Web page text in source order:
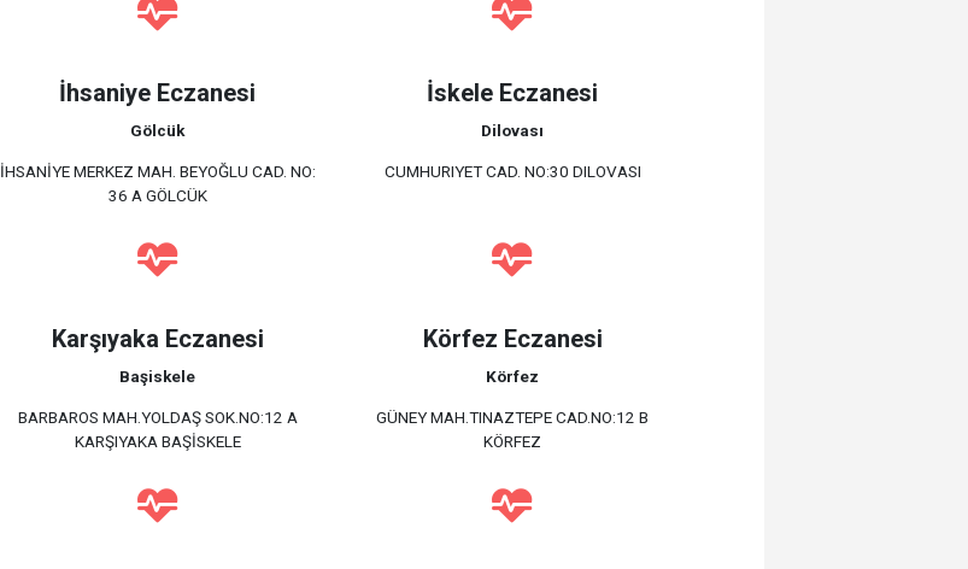
İhsaniye Eczanesi
Gölcük
İHSANİYE MERKEZ MAH. BEYOĞLU CAD. NO:
36 A GÖLCÜK
İskele Eczanesi
Dilovası
CUMHURIYET CAD. NO:30 DILOVASI
Karşıyaka Eczanesi
Başiskele
BARBAROS MAH.YOLDAŞ SOK.NO:12 A
KARŞIYAKA BAŞİSKELE
Körfez Eczanesi
Körfez
GÜNEY MAH.TINAZTEPE CAD.NO:12 B
KÖRFEZ